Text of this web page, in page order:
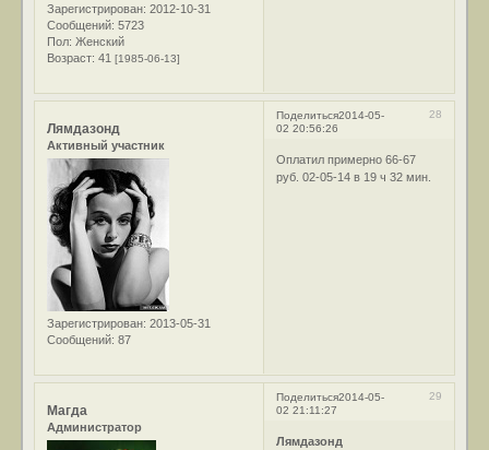
Зарегистрирован: 2012-10-31
Сообщений: 5723
Пол: Женский
Возраст: 41[1985-06-13]
Поделиться 28
2014-05-
02 20:56:26
Лямдазонд
Активный участник
Зарегистрирован: 2013-05-31
Сообщений: 87
Оплатил примерно 66-67
руб. 02-05-14 в 19 ч 32 мин.
Поделиться 29
2014-05-
02 21:11:27
Магда
Администратор
Лямдазонд